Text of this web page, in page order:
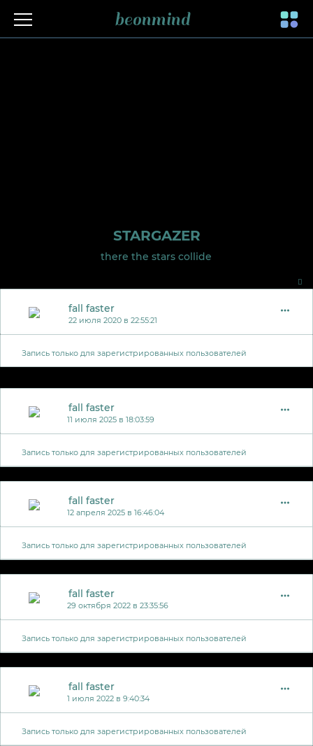
Toggle
beonmind
STARGAZER
there the stars collide
fall faster
22 июля 2020 в 22:55:21
Запись только для зарегистрированных пользователей
fall faster
11 июля 2025 в 18:03:59
Запись только для зарегистрированных пользователей
fall faster
12 апреля 2025 в 16:46:04
Запись только для зарегистрированных пользователей
fall faster
29 октября 2022 в 23:35:56
Запись только для зарегистрированных пользователей
fall faster
1 июля 2022 в 9:40:34
Запись только для зарегистрированных пользователей